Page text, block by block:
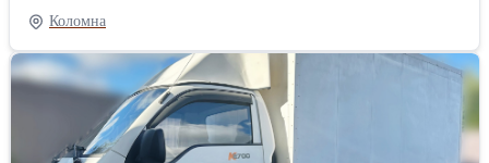
на улицу ✨ Почему выбирают нас: — дизайн за 1 день —
быстрые сроки изготовления — гарантия и монтаж Есть идея?
Воплотим в неоне.
Коломна